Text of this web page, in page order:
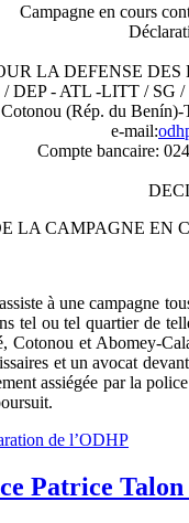
Campagne en cours
LA DEFENSE
/ DEP - ATL -LITT / SG
(Rép. du
e-mail:
Compte bancaire:
LA CAMPAGNE EN
à une campagne
tel ou tel quartier de
et Abomey-
et un avocat
assiégée par la
de l’ODHP
Patrice